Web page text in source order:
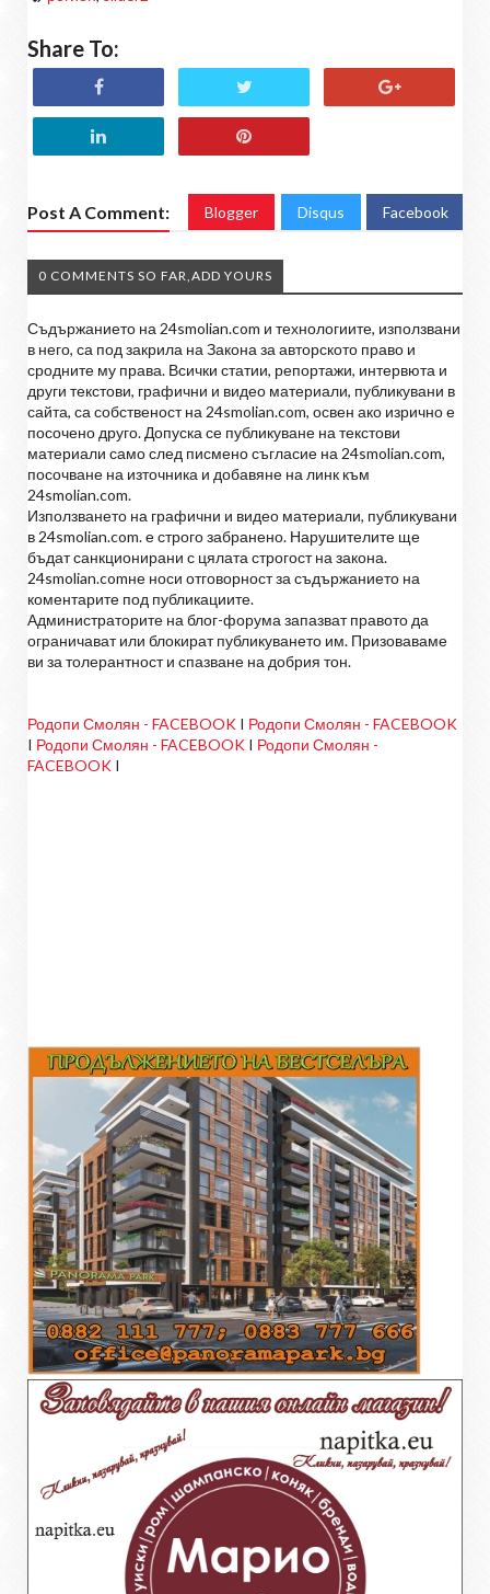
Share To:
Post A Comment: Blogger Disqus Facebook
0 COMMENTS SO FAR,ADD YOURS
Съдържанието на 24smolian.com и технологиите, използвани
в него, са под закрила на Закона за авторското право и
сродните му права. Всички статии, репортажи, интервюта и
други текстови, графични и видео материали, публикувани в
сайта, са собственост на 24smolian.com, освен ако изрично е
посочено друго. Допуска се публикуване на текстови
материали само след писмено съгласие на 24smolian.com,
посочване на източника и добавяне на линк към
24smolian.com.
Използването на графични и видео материали, публикувани
в 24smolian.com. е строго забранено. Нарушителите ще
бъдат санкционирани с цялата строгост на закона.
24smolian.comне носи отговорност за съдържанието на
коментарите под публикациите.
Администраторите на блог-форума запазват правото да
ограничават или блокират публикуването им. Призоваваме
ви за толерантност и спазване на добрия тон.
Родопи Смолян - FACEBOOK I Родопи Смолян - FACEBOOK
I Родопи Смолян - FACEBOOK I Родопи Смолян -
FACEBOOK I